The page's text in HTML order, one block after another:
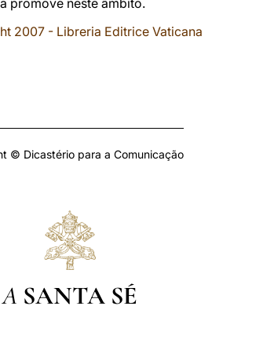
promove neste âmbito.
2007 - Libreria Editrice Vaticana
© Dicastério para a Comunicação
A SANTA SÉ